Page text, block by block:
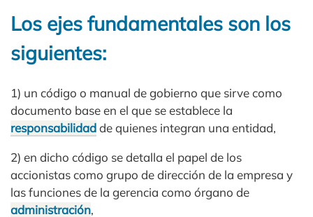
Los ejes fundamentales son los
siguientes:
1) un código o manual de gobierno que sirve como
documento base en el que se establece la
responsabilidadde quienes integran una entidad,
2) en dicho código se detalla el papel de los
accionistas como grupo de dirección de la empresa y
las funciones de la gerencia como órgano de
administración,